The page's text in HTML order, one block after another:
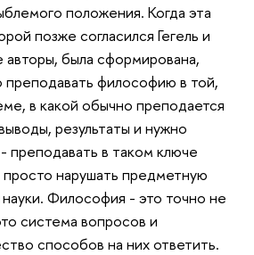
положения. Когда эта
позже согласился Гегель и
была сформирована,
преподавать философию в той,
в какой обычно преподается
результаты и нужно
преподавать в таком ключе
нарушать предметную
науки. Философия - это точно не
система вопросов и
способов на них ответить.